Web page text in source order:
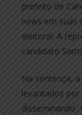
prefeito de
news em suas
eleitoral. A
candidato
Na sentença,
levantados
disseminando